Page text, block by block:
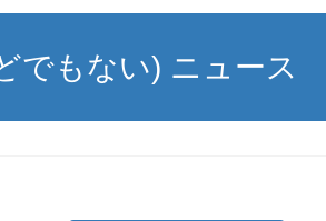
でもない) ニュース